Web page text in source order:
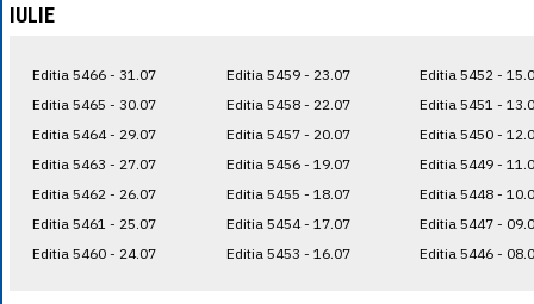
IULIE
Editia 5466 - 31.07
Editia 5465 - 30.07
Editia 5464 - 29.07
Editia 5463 - 27.07
Editia 5462 - 26.07
Editia 5461 - 25.07
Editia 5460 - 24.07
Editia 5459 - 23.07
Editia 5458 - 22.07
Editia 5457 - 20.07
Editia 5456 - 19.07
Editia 5455 - 18.07
Editia 5454 - 17.07
Editia 5453 - 16.07
Editia 5452 -
Editia 5451 -
Editia 5450 -
Editia 5449 -
Editia 5448 -
Editia 5447 -
Editia 5446 -